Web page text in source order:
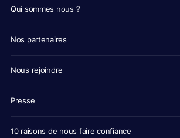
Qui sommes nous ?
Nos partenaires
Nous rejoindre
Presse
10 raisons de nous faire confiance